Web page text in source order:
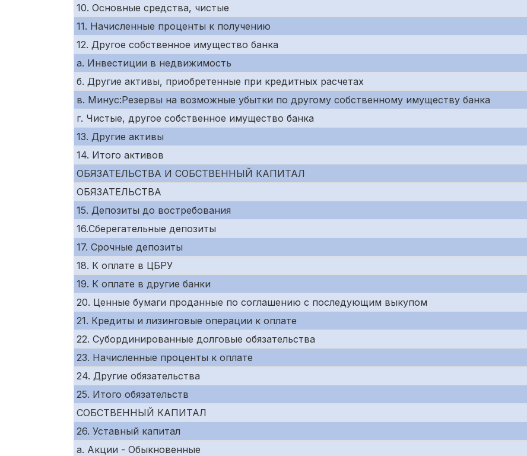
10. Основные средства, чистые
11. Начисленные проценты к получению
12. Другое собственное имущество банка
а. Инвестиции в недвижимость
б. Другие активы, приобретенные при кредитных расчетах
в. Минус:Резервы на возможные убытки по другому собственному имуществу банка
г. Чистые, другое собственное имущество банка
13. Другие активы
14. Итого активов
ОБЯЗАТЕЛЬСТВА И СОБСТВЕННЫЙ КАПИТАЛ
ОБЯЗАТЕЛЬСТВА
15. Депозиты до востребования
16.Сберегательные депозиты
17. Срочные депозиты
18. К оплате в ЦБРУ
19. К оплате в другие банки
20. Ценные бумаги проданные по соглашению с последующим выкупом
21. Кредиты и лизинговые операции к оплате
22. Субординированные долговые обязательства
23. Начисленные проценты к оплате
24. Другие обязательства
25. Итого обязательств
СОБСТВЕННЫЙ КАПИТАЛ
26. Уставный капитал
а. Акции - Обыкновенные